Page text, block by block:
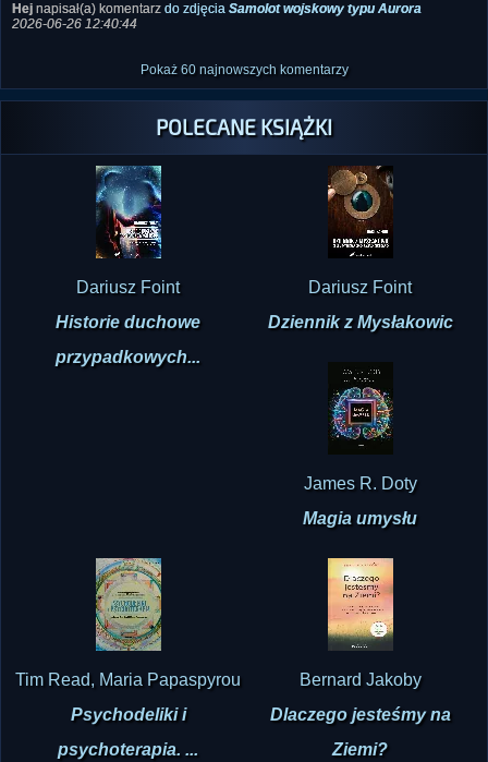
Hej napisał(a) komentarz do zdjęcia Samolot wojskowy typu Aurora
2026-06-26 12:40:44
Pokaż 60 najnowszych komentarzy
POLECANE KSIĄŻKI
Dariusz Foint
Historie duchowe
przypadkowych...
Dariusz Foint
Dziennik z Mysłakowic
James R. Doty
Magia umysłu
Tim Read, Maria Papaspyrou
Psychodeliki i
psychoterapia. ...
Bernard Jakoby
Dlaczego jesteśmy na
Ziemi?